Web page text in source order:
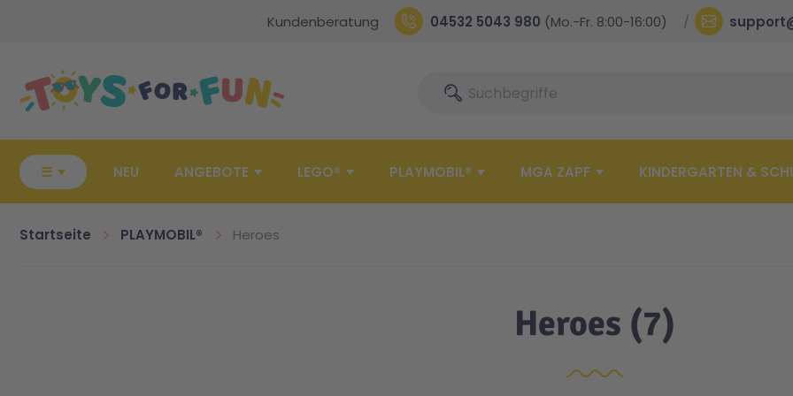
Kundenberatung 04532 5043 980 (Mo.-Fr. 8:00-16:00)
SucheSuche
☰ NEU ANGEBOTE LEGO® PLAYMOBIL® MGA ZAPF KINDERGARTEN &
Startseite PLAYMOBIL® Heroes
Heroes (7)